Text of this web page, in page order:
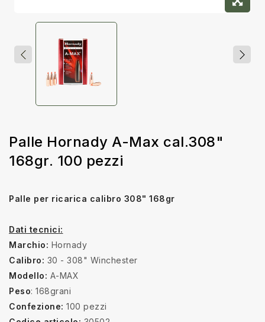
Palle Hornady A-Max cal.308"
168gr. 100 pezzi
Palle per ricarica calibro 308" 168gr
Dati tecnici:
Marchio: Hornady
Calibro: 30 - 308" Winchester
Modello: A-MAX
Peso: 168grani
Confezione: 100 pezzi